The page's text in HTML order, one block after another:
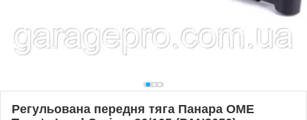
Регульована передня тяга Панара OME